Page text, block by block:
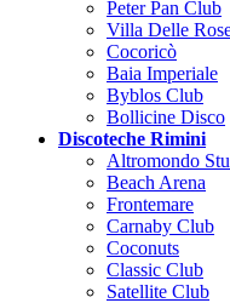
Peter Pan Club
Villa Delle
Cocoricò
Baia Imperiale
Byblos Club
Bollicine Disco
Discoteche Rimini
Altromondo
Beach Arena
Frontemare
Carnaby Club
Coconuts
Classic Club
Satellite Club